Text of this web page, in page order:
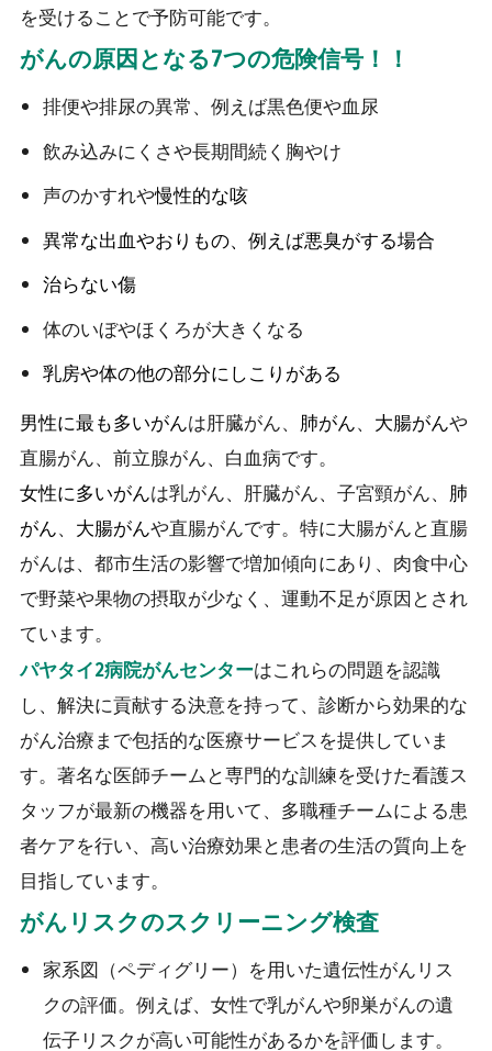
を受けることで予防可能です。
がんの原因となる7つの危険信号！！
排便や排尿の異常、例えば黒色便や血尿
飲み込みにくさや長期間続く胸やけ
声のかすれや慢性的な咳
異常な出血やおりもの、例えば悪臭がする場合
治らない傷
体のいぼやほくろが大きくなる
乳房や体の他の部分にしこりがある
男性に最も多いがんは肝臓がん、 肺がん、 大腸がんや
直腸がん、前立腺がん、白血病です。
女性に多いがんは乳がん、肝臓がん、子宮頸がん、 肺
がん、 大腸がんや直腸がんです。特に大腸がんと直腸
がんは、都市生活の影響で増加傾向にあり、肉食中心
で野菜や果物の摂取が少なく、運動不足が原因とされ
ています。
パヤタイ2病院がんセンターはこれらの問題を認識
し、解決に貢献する決意を持って、診断から効果的な
がん治療まで包括的な医療サービスを提供していま
す。著名な医師チームと専門的な訓練を受けた看護ス
タッフが最新の機器を用いて、多職種チームによる患
者ケアを行い、高い治療効果と患者の生活の質向上を
目指しています。
がんリスクのスクリーニング検査
家系図（ペディグリー）を用いた遺伝性がんリス
クの評価。例えば、女性で乳がんや卵巣がんの遺
伝子リスクが高い可能性があるかを評価します。